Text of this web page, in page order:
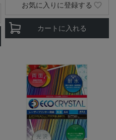
カートに入れる
お気に入りに登録する